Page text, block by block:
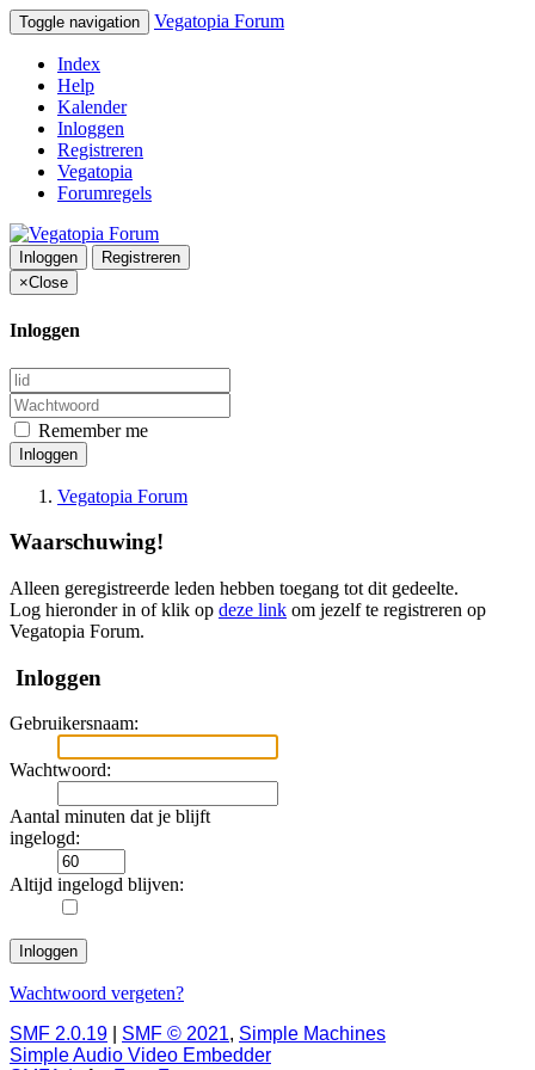
Toggle navigation Vegatopia Forum
Index
Help
Kalender
Inloggen
Registreren
Vegatopia
Forumregels
Inloggen
Registreren
×Close
Inloggen
Remember me
Inloggen
Vegatopia Forum
Waarschuwing!
Alleen geregistreerde leden hebben toegang tot dit gedeelte.
Log hieronder in of klik op deze link om jezelf te registreren op
Vegatopia Forum.
Inloggen
Gebruikersnaam:
Wachtwoord:
Aantal minuten dat je blijft
ingelogd:
Altijd ingelogd blijven:
Wachtwoord vergeten?
SMF 2.0.19
SMF © 2021, Simple Machines
Simple Audio Video Embedder